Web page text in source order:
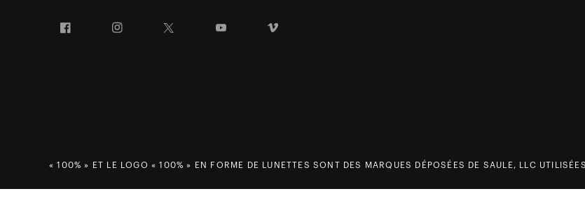
Facebook Instagram YouTube
« 100% » ET LE LOGO « 100% » EN FORME DE LUNETTES SONT DES MARQUES DÉPOSÉES DE SAULE, LLC